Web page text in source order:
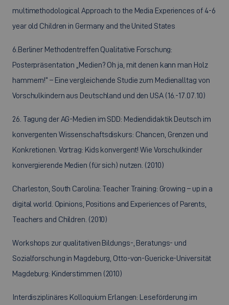
multimethodological Approach to the Media Experiences of 4-6
year old Children in Germany and the United States
6.Berliner Methodentreffen Qualitative Forschung:
Posterpräsentation „Medien? Oh ja, mit denen kann man Holz
hammern!“ – Eine vergleichende Studie zum Medienalltag von
Vorschulkindern aus Deutschland und den USA (16.-17.07.10)
26. Tagung der AG-Medien im SDD: Mediendidaktik Deutsch im
konvergenten Wissenschaftsdiskurs: Chancen, Grenzen und
Konkretionen. Vortrag: Kids konvergent! Wie Vorschulkinder
konvergierende Medien (für sich) nutzen. (2010)
Charleston, South Carolina: Teacher Training: Growing – up in a
digital world. Opinions, Positions and Experiences of Parents,
Teachers and Children. (2010)
Workshops zur qualitativen Bildungs-, Beratungs- und
Sozialforschung in Magdeburg, Otto-von-Guericke-Universität
Magdeburg: Kinderstimmen (2010)
Interdisziplinäres Kolloquium Erlangen: Leseförderung im